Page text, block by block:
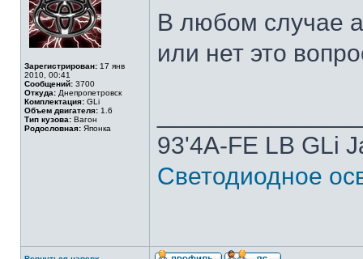
Зарегистрирован: 17 янв
2010, 00:41
Сообщений: 3700
Откуда: Днепропетровск
Комплектация: GLi
Объем двигателя: 1.6
Тип кузова: Вагон
Родословная: Японка
В любом случае
или нет это
93'4A-FE LB GLi
Светодиодное